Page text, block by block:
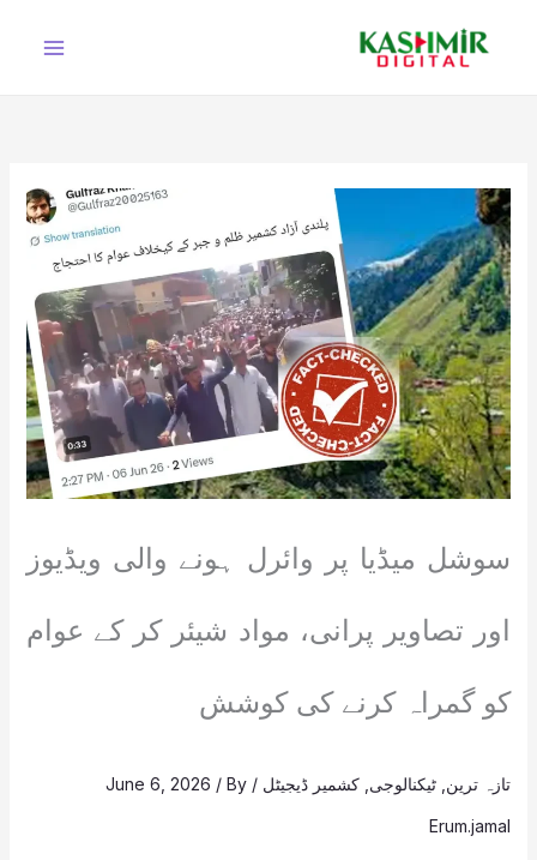
سوشل میڈیا پر وائرل ہونے والی ویڈیوز
اور تصاویر پرانی، مواد شیئر کر کے عوام
کو گمراہ کرنے کی کوشش
تازہ ترین ٹیکنالوجی کشمیر ڈیجیٹل /
June 6, 2026 / By
Erum.jamal